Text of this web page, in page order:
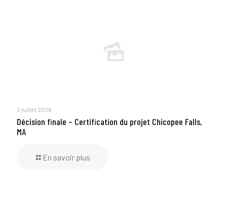
2 juillet 2026
Décision finale – Certification du projet Chicopee Falls,
MA
En savoir plus